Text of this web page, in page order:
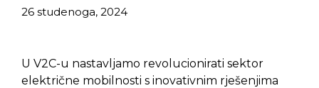
26 studenoga, 2024
U V2C-u nastavljamo revolucionirati sektor
električne mobilnosti s inovativnim rješenjima